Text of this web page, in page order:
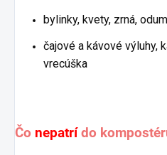
bylinky, kvety, zrná,
čajové a kávové výluhy,
vrecúška
Čo nepatrí do